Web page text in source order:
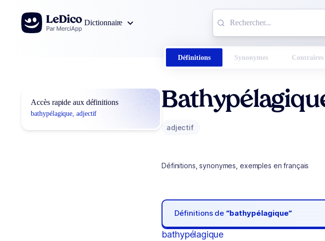
Aller au contenu
Dictionnaire
Définitions Synonymes Contraires
Accès rapide aux définitions
bathypélagique, adjectif
adjectif
Définitions, synonymes, exemples en français
Définitions de “bathypélagique“
bathypélagique